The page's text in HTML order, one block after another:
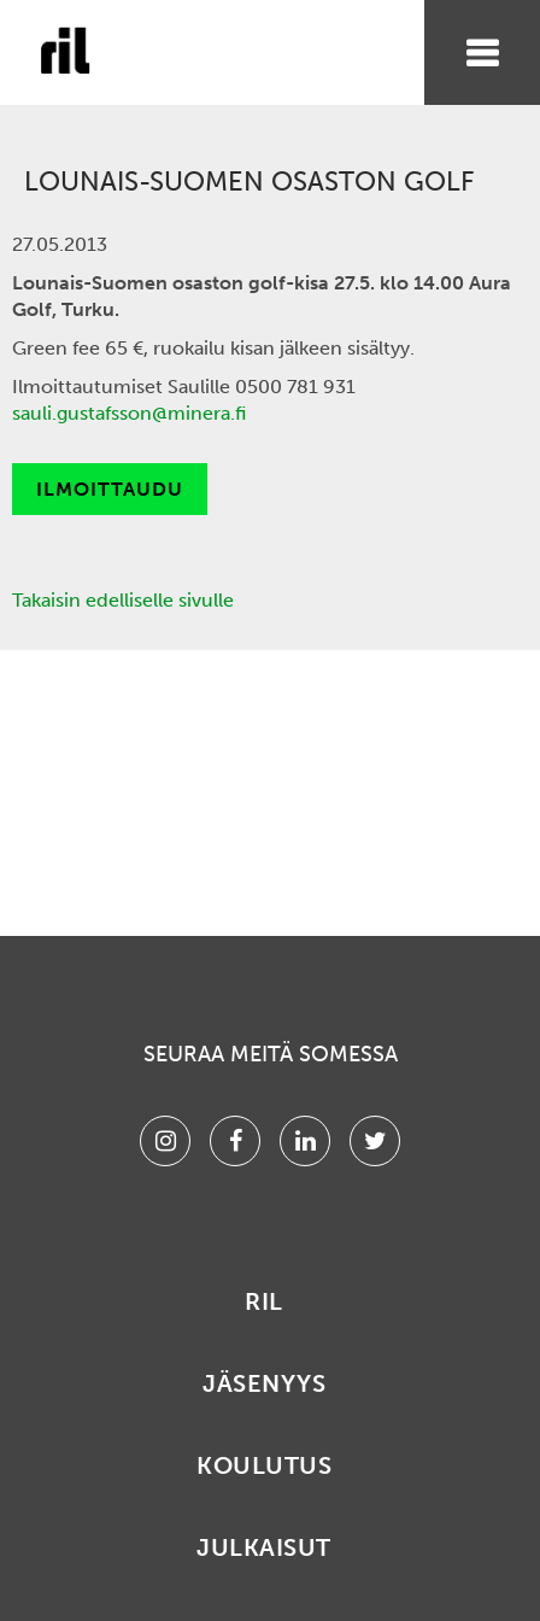
LOUNAIS-SUOMEN OSASTON GOLF
27.05.2013
Lounais-Suomen osaston golf-kisa 27.5. klo 14.00 Aura
Golf, Turku.
Green fee 65 €, ruokailu kisan jälkeen sisältyy.
Ilmoittautumiset Saulille 0500 781 931
sauli.gustafsson@minera.fi
ILMOITTAUDU
Takaisin edelliselle sivulle
SEURAA MEITÄ SOMESSA
InstagramFacebookLinkedinTwitter
RIL
JÄSENYYS
KOULUTUS
JULKAISUT